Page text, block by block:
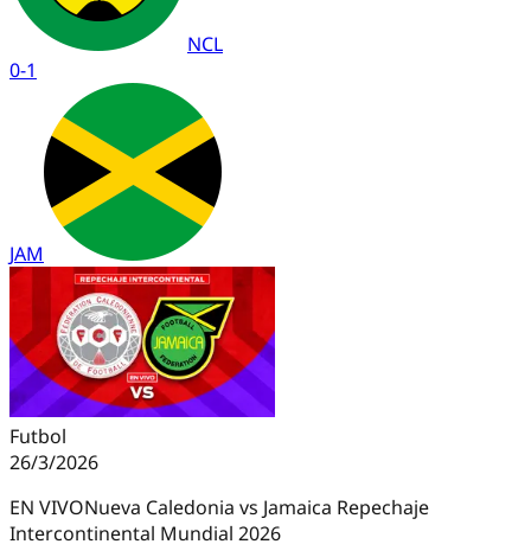
NCL
0-1
JAM
Futbol
26/3/2026
EN VIVONueva Caledonia vs Jamaica Repechaje
Intercontinental Mundial 2026